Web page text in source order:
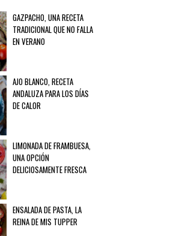
GAZPACHO, UNA RECETA
TRADICIONAL QUE NO FALLA
EN VERANO
AJO BLANCO, RECETA
ANDALUZA PARA LOS DÍAS
DE CALOR
LIMONADA DE FRAMBUESA,
UNA OPCIÓN
DELICIOSAMENTE FRESCA
ENSALADA DE PASTA, LA
REINA DE MIS TUPPER